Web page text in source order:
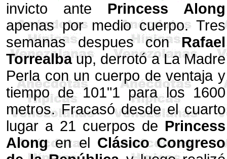
invicto ante Princess Along
apenas por medio cuerpo. Tres
semanas despues conRafael
Torrealbaup, derrotó a La Madre
Perla con un cuerpo de ventaja y
tiempo de 101"1 para los 1600
metros. Fracasó desde el cuarto
lugar a 21 cuerpos de Princess
Alongen el Clásico Congreso